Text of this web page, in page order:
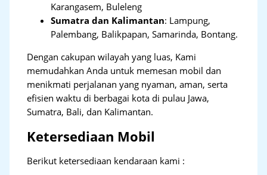
Karangasem, Buleleng
Sumatra dan Kalimantan: Lampung,
Palembang, Balikpapan, Samarinda, Bontang.
Dengan cakupan wilayah yang luas, Kami
memudahkan Anda untuk memesan mobil dan
menikmati perjalanan yang nyaman, aman, serta
efisien waktu di berbagai kota di pulau Jawa,
Sumatra, Bali, dan Kalimantan.
Ketersediaan Mobil
Berikut ketersediaan kendaraan kami :